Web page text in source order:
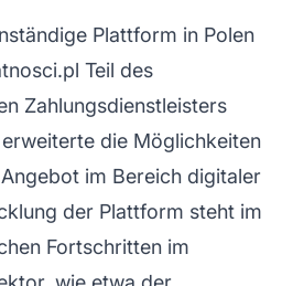
Plattform in Polen
Teil des
Zahlungsdienstleisters
die Möglichkeiten
im Bereich digitaler
der Plattform steht im
Fortschritten im